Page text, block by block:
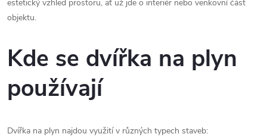
estetický vzhled prostoru, ať už jde o interiér nebo venkovní část
objektu.
Kde se dvířka na plyn
používají
Dvířka na plyn najdou využití v různých typech staveb: